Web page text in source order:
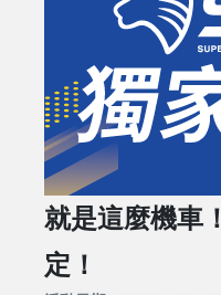
就是這麼機車
定！